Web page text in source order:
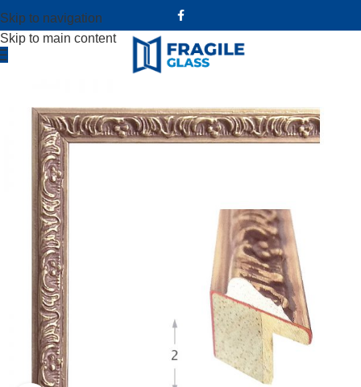
Skip to navigation
Skip to main content